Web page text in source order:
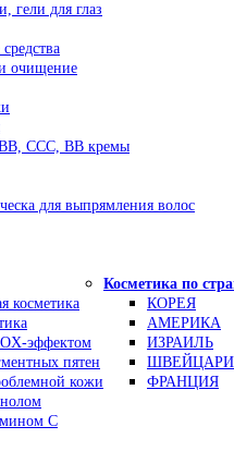
гели для глаз
очищение
ССС, ВВ кремы
для выпрямления волос
косметика
эффектом
пятен
кожи
С
Косметика по
КОРЕЯ
АМЕРИКА
ИЗРАИЛЬ
ФРАНЦИЯ